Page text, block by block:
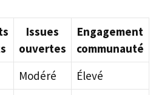
Issues
ouvertes
Engagement
communauté
Modéré
Élevé